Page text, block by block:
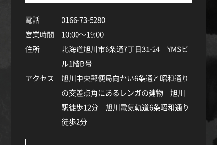
電話
0166-73-5280
営業時間
10:00～19:00
住所
北海道旭川市6条通7丁目31-24 YMSビ
ル1階B号
アクセス
旭川中央郵便局向かい6条通と昭和通り
の交差点角にあるレンガの建物 旭川
駅徒歩12分 旭川電気軌道6条昭和通り
徒歩2分